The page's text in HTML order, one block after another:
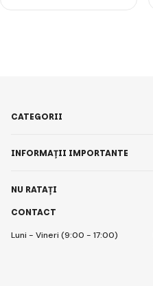
CONTACT
Luni - Vineri (9:00 - 17:00)
CATEGORII
INFORMAȚII IMPORTANTE
NU RATAȚI